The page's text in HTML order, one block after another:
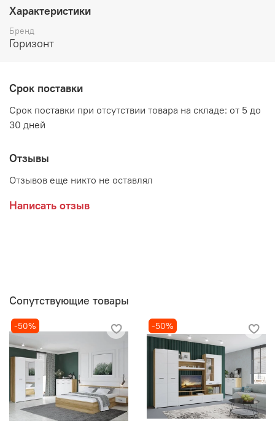
высота 750 мм
Возможные расцветки:
МДФ Белый глянец/ЛДСП Дуб Венге
МДФ Капучино/ЛДСП Ясень шимо
Дополнительно рекомендуется приобрести матрас, в
комплекти не входит
Производитель:
Мебельная фабрика ГОРИЗОНТ
Характеристики
Бренд
Горизонт
Срок поставки
Срок поставки при отсутствии товара на складе: от 5 до
30 дней
Отзывы
Отзывов еще никто не оставлял
Написать отзыв
Сопутствующие товары
-50% -50%